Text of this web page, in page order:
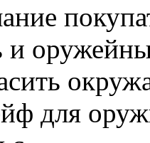
и
для